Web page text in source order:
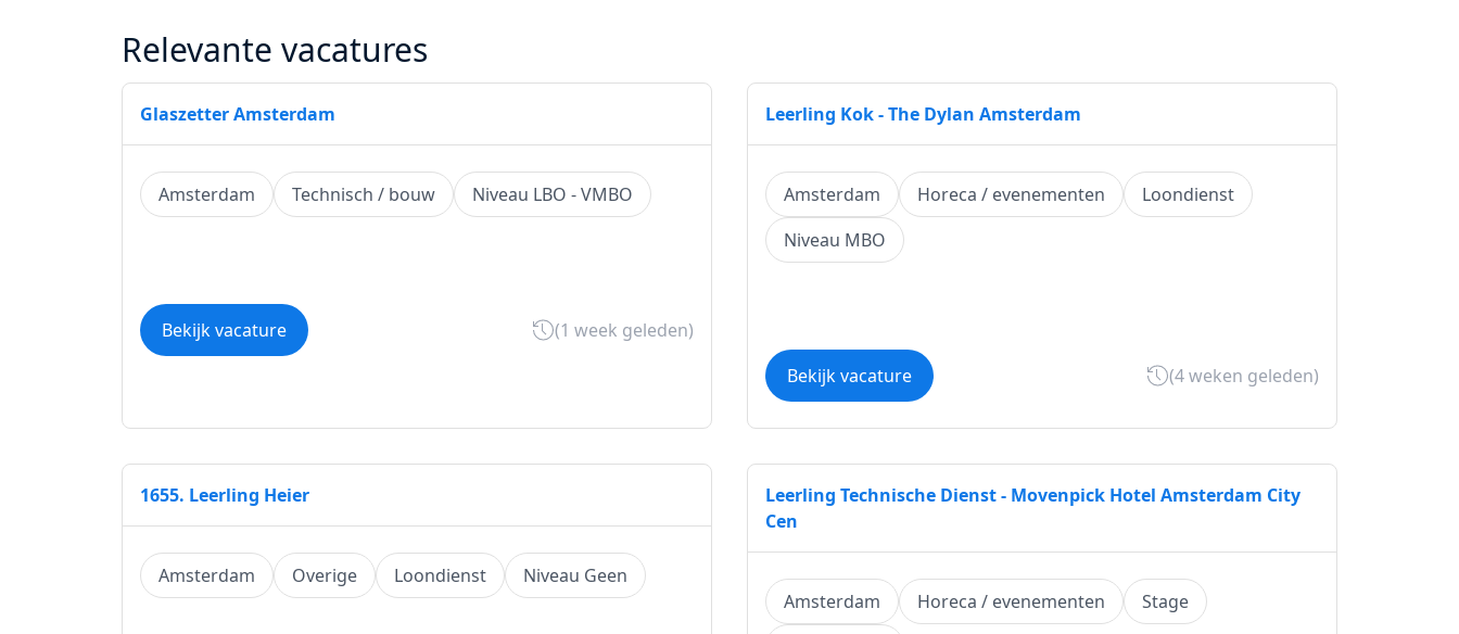
Relevante vacatures
Glaszetter Amsterdam
Amsterdam Technisch / bouw Niveau LBO - VMBO
Bekijk vacature (1 week geleden)
Leerling Kok - The Dylan Amsterdam
Amsterdam Horeca / evenementen
Loondienst
Niveau MBO
Bekijk vacature (4 weken geleden)
1655. Leerling Heier
Amsterdam Overige Loondienst Niveau Geen
Leerling Technische Dienst - Movenpick Hotel Amsterdam City
Cen
Amsterdam Horeca / evenementen
Stage